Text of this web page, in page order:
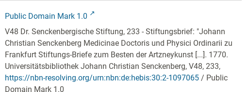
Public Domain Mark 1.0
V48 Dr. Senckenbergische Stiftung, 233 - Stiftungsbrief: "Johann
Christian Senckenberg Medicinae Doctoris und Physici Ordinarii zu
Frankfurt Stiftungs-Briefe zum Besten der Artzneykunst [...]. 1770.
Universitätsbibliothek Johann Christian Senckenberg, V48, 233,
https://nbn-resolving.org/urn:nbn:de:hebis:30:2-1097065 / Public
Domain Mark 1.0